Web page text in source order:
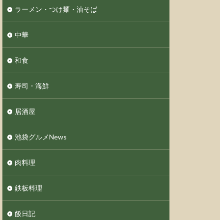
ラーメン・つけ麺・油そば
中華
和食
寿司・海鮮
居酒屋
池袋グルメNews
肉料理
鉄板料理
飯日記